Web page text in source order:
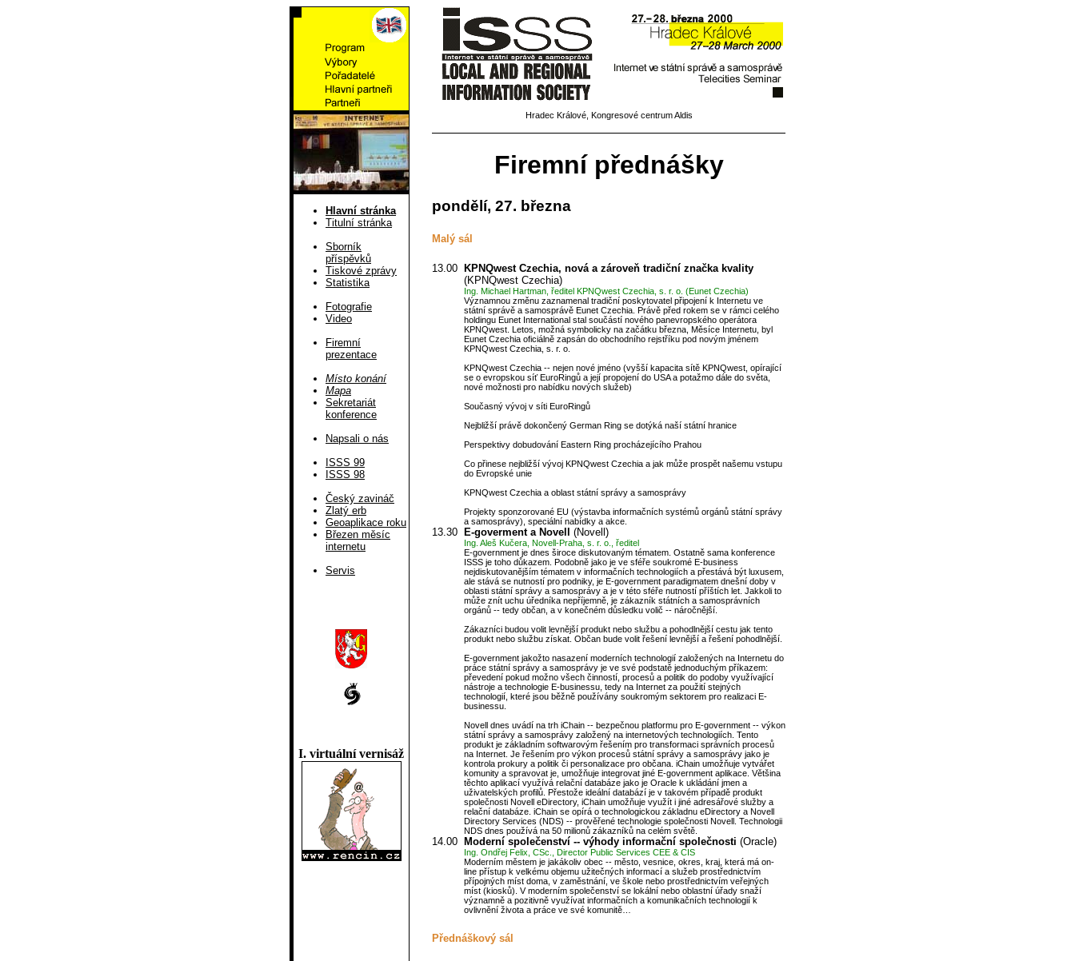
Hlavní stránka
Titulní stránka
Sborník
příspěvků
Tiskové zprávy
Statistika
Fotografie
Video
Firemní
prezentace
Místo konání
Mapa
Sekretariát
konference
Napsali o nás
ISSS 99
ISSS 98
Český zavináč
Zlatý erb
Geoaplikace roku
Březen měsíc
internetu
Servis
I. virtuální vernisáž
Hradec Králové, Kongresové centrum Aldis
Firemní přednášky
pondělí, 27. března
Malý sál
13.00
KPNQwest Czechia, nová a zároveň tradiční značka kvality
(KPNQwest Czechia)
Ing. Michael Hartman, ředitel KPNQwest Czechia, s. r. o. (Eunet Czechia)
Významnou změnu zaznamenal tradiční poskytovatel připojení k Internetu ve
státní správě a samosprávě Eunet Czechia. Právě před rokem se v rámci celého
holdingu Eunet International stal součástí nového panevropského operátora
KPNQwest. Letos, možná symbolicky na začátku března, Měsíce Internetu, byl
Eunet Czechia oficiálně zapsán do obchodního rejstříku pod novým jménem
KPNQwest Czechia, s. r. o.
KPNQwest Czechia -- nejen nové jméno (vyšší kapacita sítě KPNQwest, opírající
se o evropskou síť EuroRingů a její propojení do USA a potažmo dále do světa,
nové možnosti pro nabídku nových služeb)
Současný vývoj v síti EuroRingů
Nejbližší právě dokončený German Ring se dotýká naší státní hranice
Perspektivy dobudování Eastern Ring procházejícího Prahou
Co přinese nejbližší vývoj KPNQwest Czechia a jak může prospět našemu vstupu
do Evropské unie
KPNQwest Czechia a oblast státní správy a samosprávy
Projekty sponzorované EU (výstavba informačních systémů orgánů státní správy
a samosprávy), speciální nabídky a akce.
13.30 E-goverment a Novell (Novell)
Ing. Aleš Kučera, Novell-Praha, s. r. o., ředitel
E-government je dnes široce diskutovaným tématem. Ostatně sama konference
ISSS je toho důkazem. Podobně jako je ve sféře soukromé E-business
nejdiskutovanějším tématem v informačních technologiích a přestává být luxusem,
ale stává se nutností pro podniky, je E-government paradigmatem dnešní doby v
oblasti státní správy a samosprávy a je v této sféře nutností příštích let. Jakkoli to
může znít uchu úředníka nepříjemně, je zákazník státních a samosprávních
orgánů -- tedy občan, a v konečném důsledku volič -- náročnější.
Zákazníci budou volit levnější produkt nebo službu a pohodlnější cestu jak tento
produkt nebo službu získat. Občan bude volit řešení levnější a řešení pohodlnější.
E-government jakožto nasazení moderních technologií založených na Internetu do
práce státní správy a samosprávy je ve své podstatě jednoduchým příkazem:
převedení pokud možno všech činností, procesů a politik do podoby využívající
nástroje a technologie E-businessu, tedy na Internet za použití stejných
technologií, které jsou běžně používány soukromým sektorem pro realizaci E-
businessu.
Novell dnes uvádí na trh iChain -- bezpečnou platformu pro E-government -- výkon
státní správy a samosprávy založený na internetových technologiích. Tento
produkt je základním softwarovým řešením pro transformaci správních procesů
na Internet. Je řešením pro výkon procesů státní správy a samosprávy jako je
kontrola prokury a politik či personalizace pro občana. iChain umožňuje vytvářet
komunity a spravovat je, umožňuje integrovat jiné E-government aplikace. Většina
těchto aplikací využívá relační databáze jako je Oracle k ukládání jmen a
uživatelských profilů. Přestože ideální databází je v takovém případě produkt
společnosti Novell eDirectory, iChain umožňuje využít i jiné adresářové služby a
relační databáze. iChain se opírá o technologickou základnu eDirectory a Novell
Directory Services (NDS) -- prověřené technologie společnosti Novell. Technologii
NDS dnes používá na 50 milionů zákazníků na celém světě.
14.00 Moderní společenství -- výhody informační společnosti (Oracle)
Ing. Ondřej Felix, CSc., Director Public Services CEE & CIS
Moderním městem je jakákoliv obec -- město, vesnice, okres, kraj, která má on-
line přístup k velkému objemu užitečných informací a služeb prostřednictvím
přípojných míst doma, v zaměstnání, ve škole nebo prostřednictvím veřejných
míst (kiosků). V moderním společenství se lokální nebo oblastní úřady snaží
významně a pozitivně využívat informačních a komunikačních technologií k
ovlivnění života a práce ve své komunitě…
Přednáškový sál